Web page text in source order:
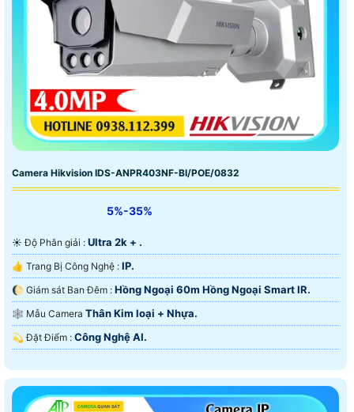
Camera Hikvision IDS-ANPR403NF-BI/POE/0832
5%-35%
☀️ Độ Phân giải : Ultra 2k + .
👍 Trang Bị Công Nghệ : IP.
🌔 Giám sát Ban Đêm : Hồng Ngoại 60m Hồng Ngoại Smart IR.
🕸️ Mẫu Camera Thân Kim loại + Nhựa.
️💫 Đặt Điểm : Công Nghệ AI.